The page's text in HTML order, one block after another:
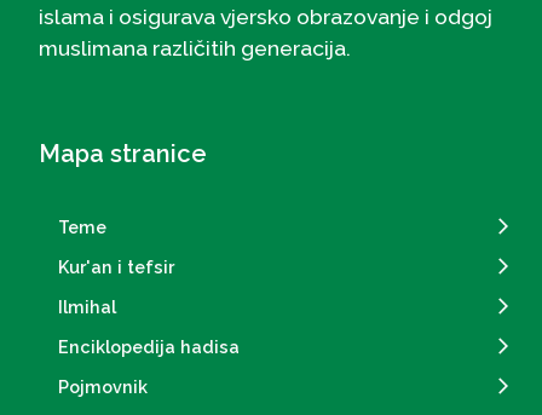
islama i osigurava vjersko obrazovanje i odgoj
muslimana različitih generacija.
Mapa stranice
Teme
Kur'an i tefsir
Ilmihal
Enciklopedija hadisa
Pojmovnik